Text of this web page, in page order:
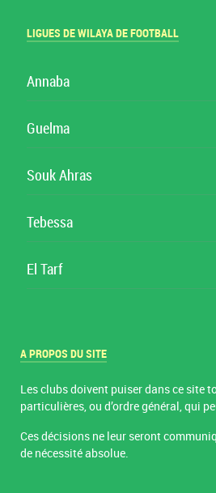
LIGUES DE WILAYA DE FOOTBALL
Annaba
Guelma
Souk Ahras
Tebessa
El Tarf
A PROPOS DU SITE
Les clubs doivent puiser dans ce site
particulières, ou d’ordre général, qui
Ces décisions ne leur seront
de nécessité absolue.